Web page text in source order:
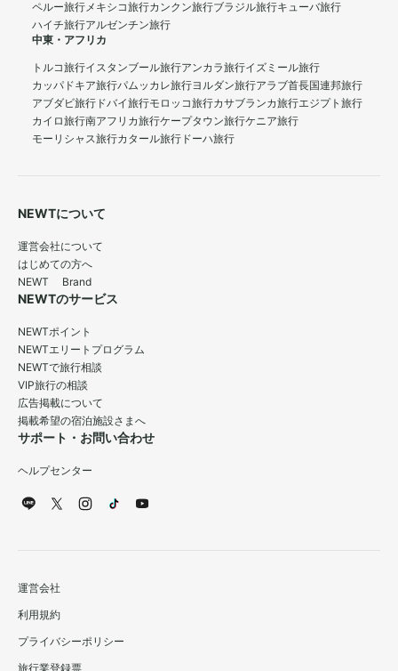
ペルー旅行メキシコ旅行カンクン旅行ブラジル旅行キューバ旅行
ハイチ旅行アルゼンチン旅行
中東・アフリカ
トルコ旅行イスタンブール旅行アンカラ旅行イズミール旅行
カッパドキア旅行パムッカレ旅行ヨルダン旅行アラブ首長国連邦旅行
アブダビ旅行 ドバイ旅行モロッコ旅行カサブランカ旅行エジプト旅行
カイロ旅行南アフリカ旅行ケープタウン旅行ケニア旅行
モーリシャス旅行カタール旅行 ドーハ旅行
NEWTについて
運営会社について
はじめての方へ
NEWT Brand
NEWTのサービス
NEWTポイント
NEWTエリートプログラム
NEWTで旅行相談
VIP旅行の相談
広告掲載について
掲載希望の宿泊施設さまへ
サポート・お問い合わせ
ヘルプセンター
運営会社
利用規約
プライバシーポリシー